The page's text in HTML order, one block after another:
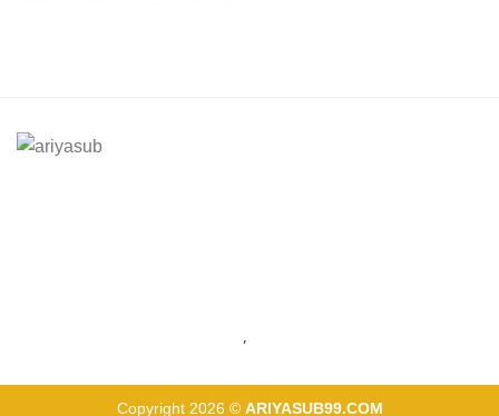
,
Copyright 2026 © ARIYASUB99.COM